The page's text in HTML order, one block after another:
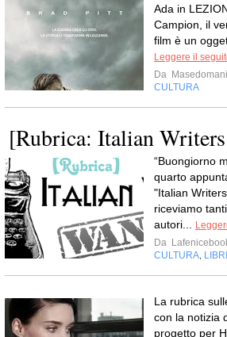
Ada in
Campion, il
film è un
Leggere il
Da Masedomani
CULTURA
[Rubrica: Italian
“Buongiorno
quarto
"Italian
riceviamo
autori...
Da
CULTURA LIBRI
La rubrica
con la notizia
progetto per